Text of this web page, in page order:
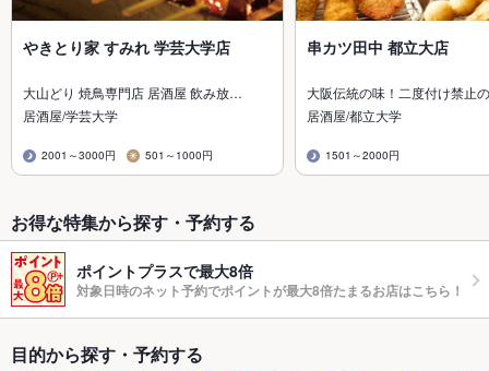
やきとり家 すみれ 学芸大学店
大山どり 焼鳥専門店 居酒屋 飲み放…
居酒屋/学芸大学
2001～3000円 501～1000円
串カツ田中 都立大店
大阪伝統の味！二度付け禁止
居酒屋/都立大学
1501～2000円
お得な特集から探す・予約する
ポイントプラスで最大8倍
対象日時のネット予約でポイントが最大8倍たまるお店はこちら！
目的から探す・予約する